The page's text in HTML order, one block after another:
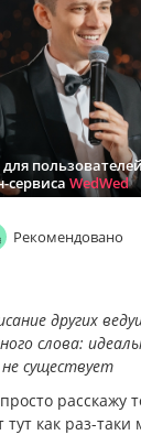
для
сервиса WedWed
Рекомендовано
других
слова:
не существует
расскажу
как раз-таки